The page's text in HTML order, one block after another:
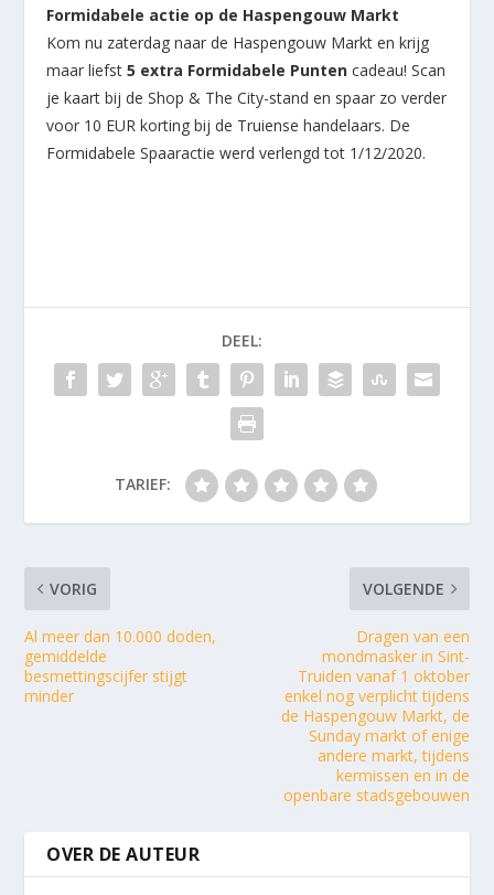
Formidabele actie op de Haspengouw Markt
Kom nu zaterdag naar de Haspengouw Markt en krijg
maar liefst5 extra Formidabele Punten cadeau! Scan
je kaart bij de Shop & The City-stand en spaar zo verder
voor 10 EUR korting bij de Truiense handelaars. De
Formidabele Spaaractie werd verlengd tot 1/12/2020.
DEEL:
TARIEF:
VORIG
Al meer dan 10.000 doden,
gemiddelde
besmettingscijfer stijgt
minder
VOLGENDE
Dragen van een
mondmasker in Sint-
Truiden vanaf 1 oktober
enkel nog verplicht tijdens
de Haspengouw Markt, de
Sunday markt of enige
andere markt, tijdens
kermissen en in de
openbare stadsgebouwen
OVER DE AUTEUR